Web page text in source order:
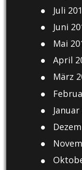
Juli
Juni
Mai
April
März